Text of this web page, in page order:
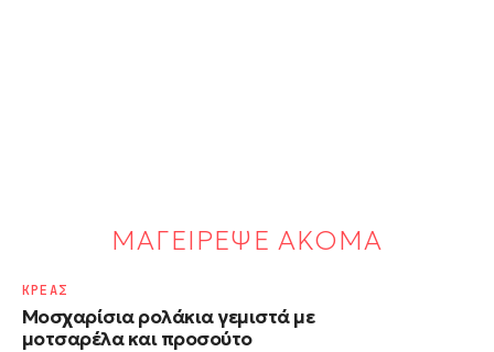
ΜΑΓΕΙΡΕΨΕ ΑΚΟΜΑ
Μοσχαρίσια ρολάκια γεμιστά με
μοτσαρέλα και προσούτο
ΚΡΕΑΣ